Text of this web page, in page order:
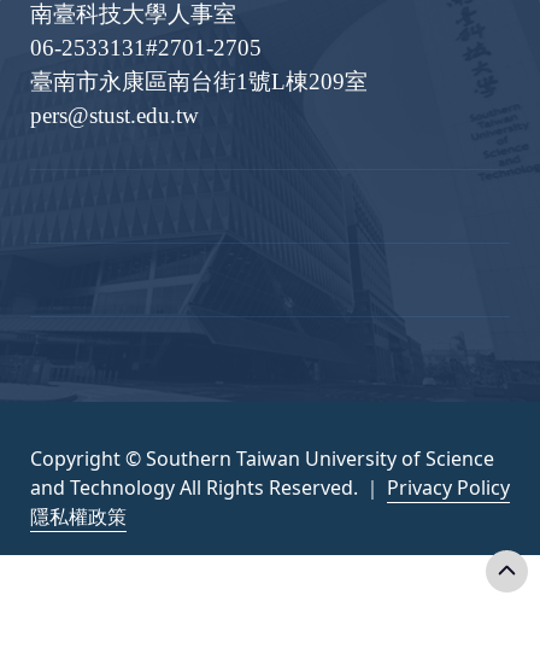
南臺科技大學人事室
06-2533131#2701-2705
臺南市永康區南台街1號L棟209室
pers@stust.edu.tw
Copyright © Southern Taiwan University of Science
and Technology All Rights Reserved. ｜ Privacy Policy
隱私權政策